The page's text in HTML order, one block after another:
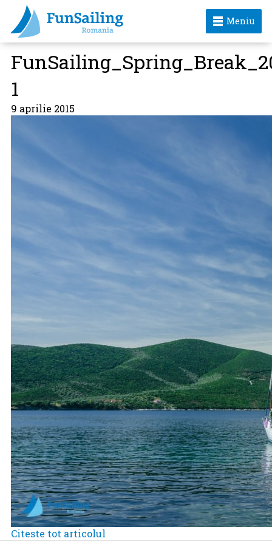
Meniu
1
9 aprilie 2015
Citeste tot articolul